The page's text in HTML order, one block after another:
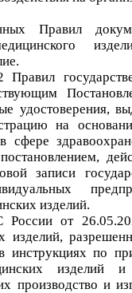
Правил
Правил
удостоверения,
на
записи
изделий.
России от
изделий,
инструкциях по
изделий и
производство и